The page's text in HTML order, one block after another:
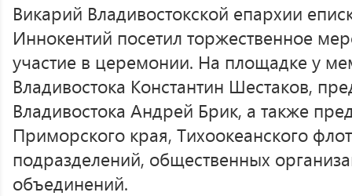
Викарий Владивостокской епархии
Иннокентий посетил торжественное
участие в церемонии. На площадке у
Владивостока Константин Шестаков,
Владивостока Андрей Брик, а также
Приморского края, Тихоокеанского
подразделений, общественных
объединений.